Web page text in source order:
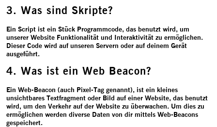
3. Was sind Skripte?
Ein Script ist ein Stück Programmcode, das benutzt wird, um
unserer Website Funktionalität und Interaktivität zu ermöglichen.
Dieser Code wird auf unseren Servern oder auf deinem Gerät
ausgeführt.
4. Was ist ein Web Beacon?
Ein Web-Beacon (auch Pixel-Tag genannt), ist ein kleines
unsichtbares Textfragment oder Bild auf einer Website, das benutzt
wird, um den Verkehr auf der Website zu überwachen. Um dies zu
ermöglichen werden diverse Daten von dir mittels Web-Beacons
gespeichert.